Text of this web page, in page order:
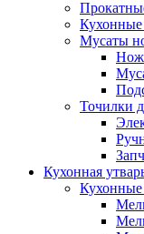
Кухонные
Мусаты
Точилки
Кухонная